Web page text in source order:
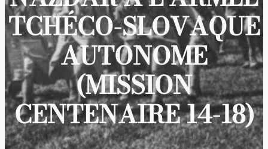
TCHÉCO-SLOVAQUE
AUTONOME
(MISSION
CENTENAIRE 14-18)